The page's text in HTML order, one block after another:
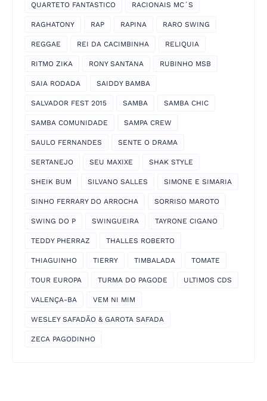
QUARTETO FANTASTICO RACIONAIS MC´S
RAGHATONY RAP RAPINA RARO SWING
REGGAE REI DA CACIMBINHA RELIQUIA
RITMO ZIKA RONY SANTANA RUBINHO MSB
SAIA RODADA SAIDDY BAMBA
SALVADOR FEST 2015 SAMBA SAMBA CHIC
SAMBA COMUNIDADE SAMPA CREW
SAULO FERNANDES SENTE O DRAMA
SERTANEJO SEU MAXIXE SHAK STYLE
SHEIK BUM SILVANO SALLES SIMONE E SIMARIA
SINHO FERRARY DO ARROCHA SORRISO MAROTO
SWING DO P SWINGUEIRA TAYRONE CIGANO
TEDDY PHERRAZ THALLES ROBERTO
THIAGUINHO TIERRY TIMBALADA TOMATE
TOUR EUROPA TURMA DO PAGODE ULTIMOS CDS
VALENÇA-BA VEM NI MIM
WESLEY SAFADÃO & GAROTA SAFADA
ZECA PAGODINHO